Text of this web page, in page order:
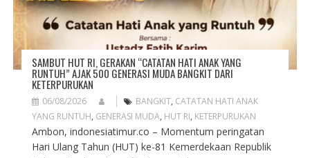
SAMBUT HUT RI, GERAKAN “CATATAN HATI ANAK YANG
RUNTUH” AJAK 500 GENERASI MUDA BANGKIT DARI
KETERPURUKAN
06/08/2026 BANGKIT, CATATAN HATI ANAK
YANG RUNTUH, GENERASI MUDA, HUT RI, KETERPURUKAN
Ambon, indonesiatimur.co – Momentum peringatan
Hari Ulang Tahun (HUT) ke-81 Kemerdekaan Republik